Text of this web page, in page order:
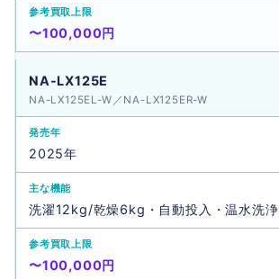
〜100,000円
NA-LX125E
NA-LX125EL-W／NA-LX125ER-W
2025年
洗濯12kg/乾燥6kg・自動投入・温水洗浄
〜100,000円